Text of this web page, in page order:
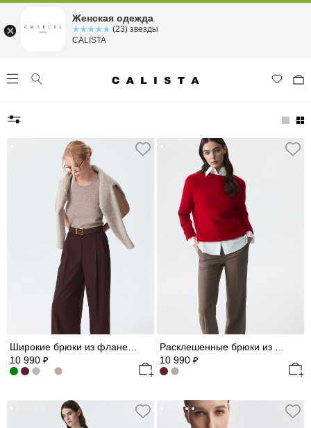
10 990 ₽
10 990 ₽
Женская одежда
☆☆☆☆☆
★★★★★ (23) звезды
CALISTA